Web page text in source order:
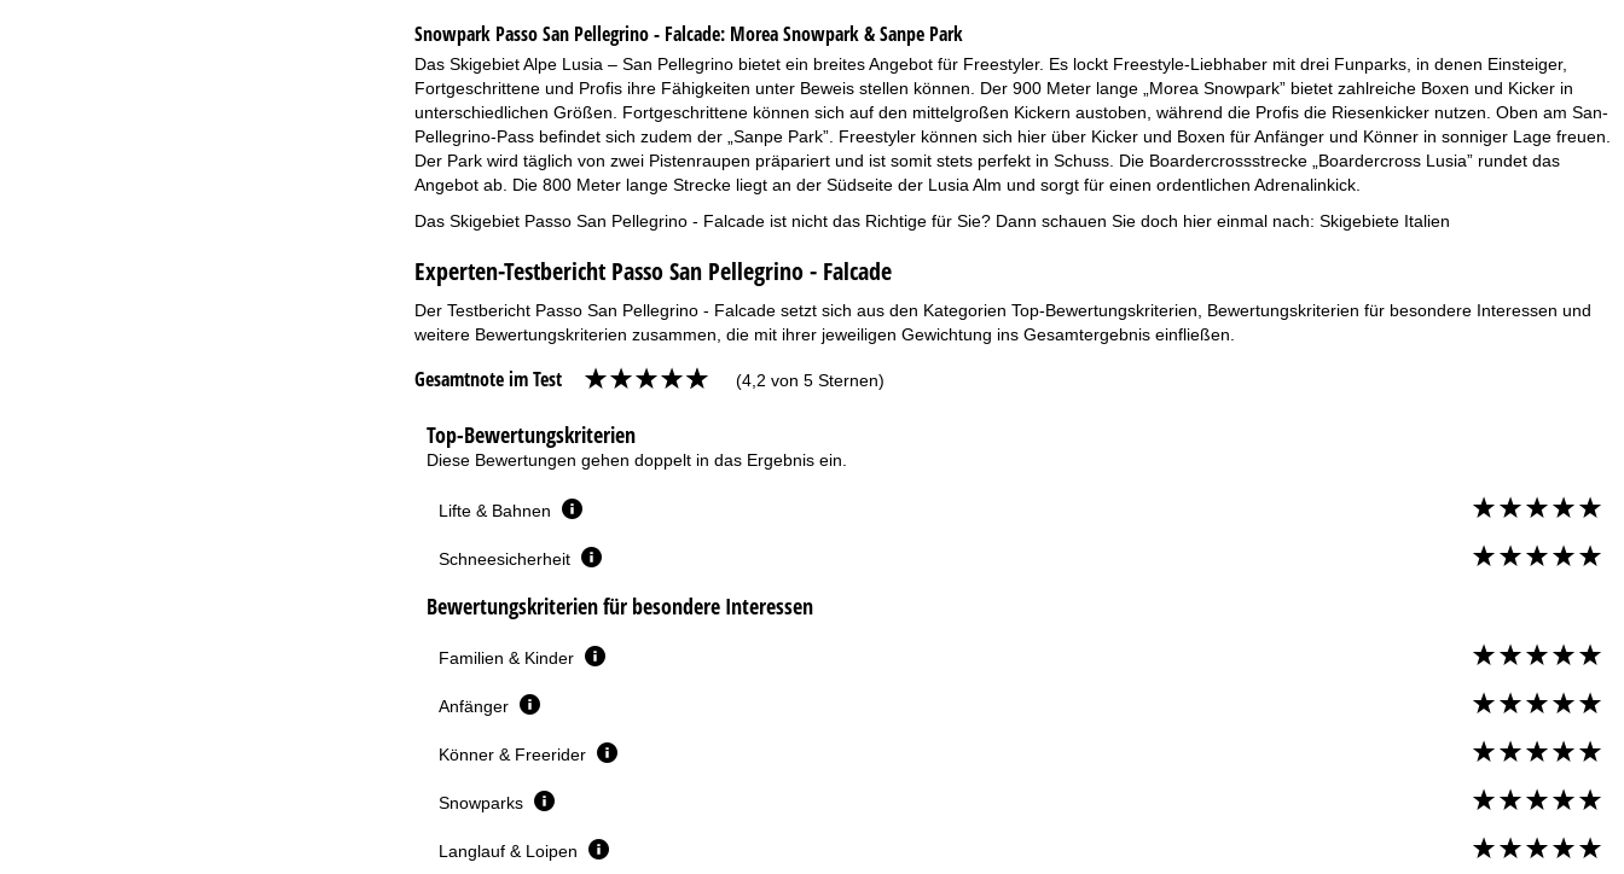
Snowpark Passo San Pellegrino - Falcade: Morea Snowpark & Sanpe Park
Das Skigebiet Alpe Lusia – San Pellegrino bietet ein breites Angebot für Freestyler. Es lockt Freestyle-Liebhaber mit drei Funparks, in denen Einsteiger,
Fortgeschrittene und Profis ihre Fähigkeiten unter Beweis stellen können. Der 900 Meter lange „Morea Snowpark” bietet zahlreiche Boxen und Kicker in
unterschiedlichen Größen. Fortgeschrittene können sich auf den mittelgroßen Kickern austoben, während die Profis die Riesenkicker nutzen. Oben am San-
Pellegrino-Pass befindet sich zudem der „Sanpe Park”. Freestyler können sich hier über Kicker und Boxen für Anfänger und Könner in sonniger Lage freuen.
Der Park wird täglich von zwei Pistenraupen präpariert und ist somit stets perfekt in Schuss. Die Boardercrossstrecke „Boardercross Lusia” rundet das
Angebot ab. Die 800 Meter lange Strecke liegt an der Südseite der Lusia Alm und sorgt für einen ordentlichen Adrenalinkick.
Das Skigebiet Passo San Pellegrino - Falcade ist nicht das Richtige für Sie? Dann schauen Sie doch hier einmal nach: Skigebiete Italien
Experten-Testbericht Passo San Pellegrino - Falcade
Der Testbericht Passo San Pellegrino - Falcade setzt sich aus den Kategorien Top-Bewertungskriterien, Bewertungskriterien für besondere Interessen und
weitere Bewertungskriterien zusammen, die mit ihrer jeweiligen Gewichtung ins Gesamtergebnis einfließen.
Gesamtnote im Test (4,2 von 5 Sternen)
Top-Bewertungskriterien
Diese Bewertungen gehen doppelt in das Ergebnis ein.
Lifte & Bahnen
Schneesicherheit
Bewertungskriterien für besondere Interessen
Familien & Kinder
Anfänger
Könner & Freerider
Snowparks
Langlauf & Loipen